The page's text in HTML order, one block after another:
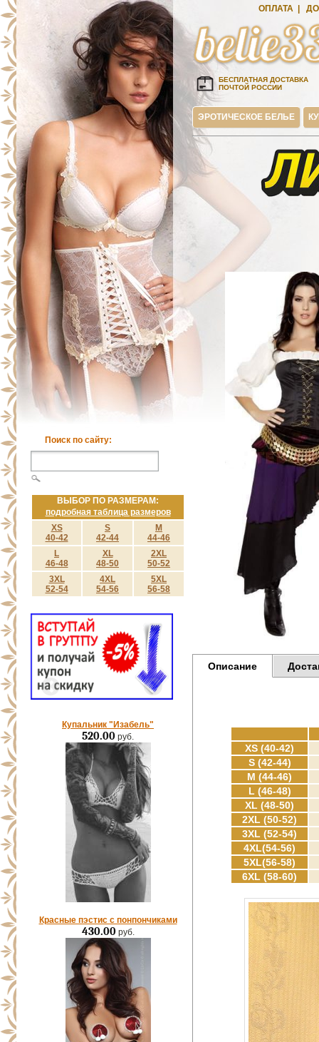
Поиск по сайту:
ВЫБОР ПО РАЗМЕРАМ:
подробная таблица размеров
XS
40-42
S
42-44
M
44-46
L
46-48
XL
48-50
2XL
50-52
3XL
52-54
4XL
54-56
5XL
56-58
Купальник "Изабель"
520.00 руб.
Красные пэстис с понпончиками
430.00руб.
ОПЛАТА
БЕСПЛАТНАЯ ДОСТАВКА
ПОЧТОЙ РОССИИ
ЭРОТИЧЕСКОЕ БЕЛЬЕ
Описание
XS (40-42)
S (42-44)
M (44-46)
L (46-48)
XL (48-50)
2XL (50-52)
3XL (52-54)
4XL(54-56)
5XL(56-58)
6XL (58-60)